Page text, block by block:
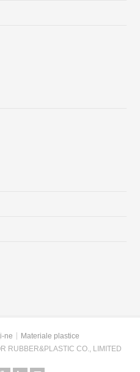
ne
Materiale plastice
RUBBER&PLASTIC CO., LIMITED